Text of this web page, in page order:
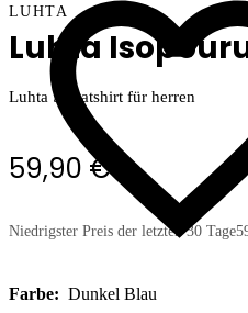
LUHTA
Luhta
Luhta Sweatshirt für herren
59,90 €
Niedrigster Preis der letzten 30 Tage
Farbe: Dunkel Blau